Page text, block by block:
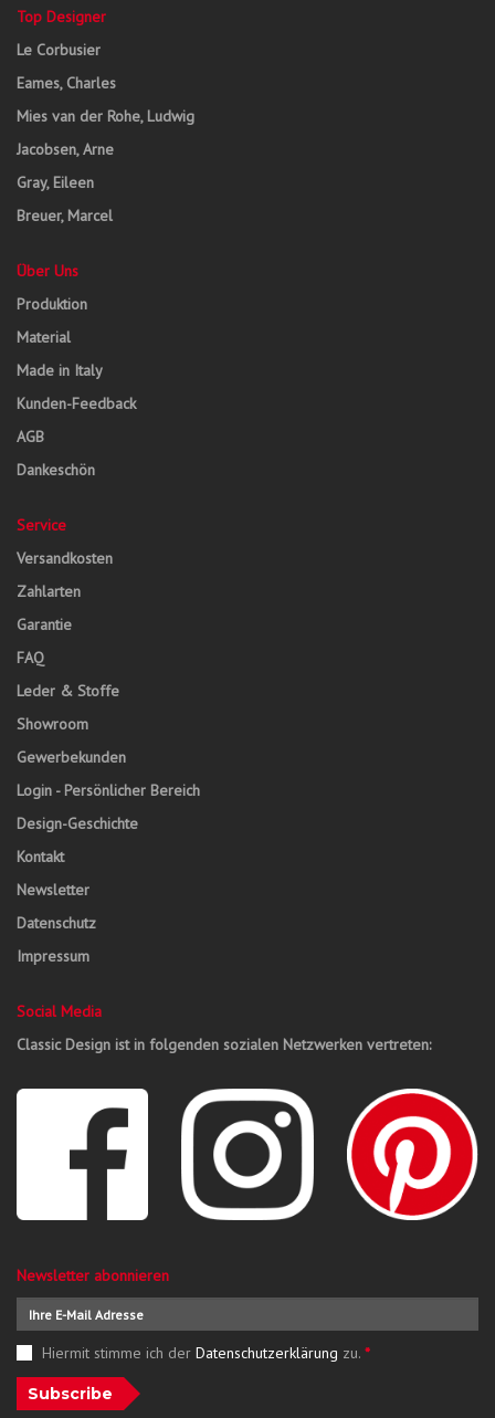
Top Designer
Le Corbusier
Eames, Charles
Mies van der Rohe, Ludwig
Jacobsen, Arne
Gray, Eileen
Breuer, Marcel
Über Uns
Produktion
Material
Made in Italy
Kunden-Feedback
AGB
Dankeschön
Service
Versandkosten
Zahlarten
Garantie
FAQ
Leder & Stoffe
Showroom
Gewerbekunden
Login - Persönlicher Bereich
Design-Geschichte
Kontakt
Newsletter
Datenschutz
Impressum
Social Media
Classic Design ist in folgenden sozialen Netzwerken vertreten:
Newsletter abonnieren
Hiermit stimme ich der Datenschutzerklärung zu. *
Subscribe